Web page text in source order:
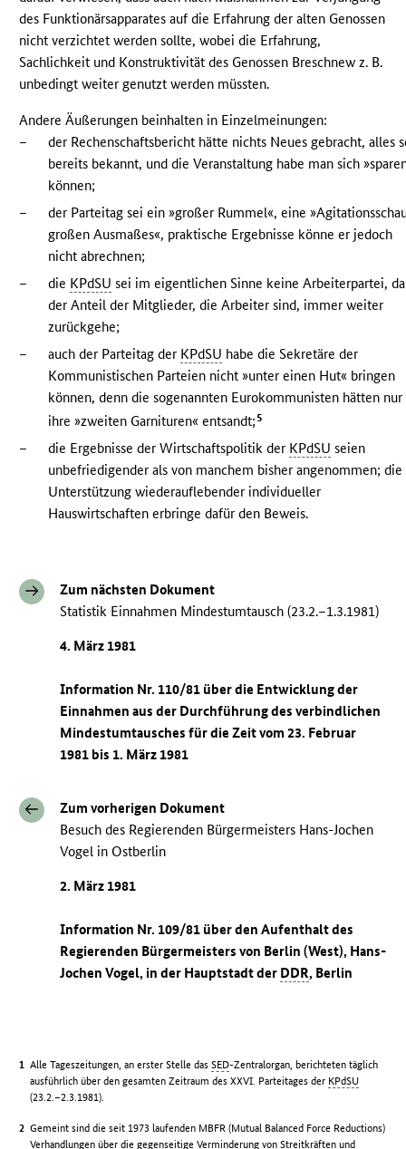
des Funktionärsapparates auf die Erfahrung der alten Genossen
nicht verzichtet werden sollte, wobei die Erfahrung,
Sachlichkeit und Konstruktivität des Genossen Breschnew z. B.
unbedingt weiter genutzt werden müssten.
Andere Äußerungen beinhalten in Einzelmeinungen:
–
der Rechenschaftsbericht hätte nichts Neues gebracht, alles
bereits bekannt, und die Veranstaltung habe man sich
können;
–
der Parteitag sei ein »großer Rummel«, eine
großen Ausmaßes«, praktische Ergebnisse könne er jedoch
nicht abrechnen;
–
die KPdSU sei im eigentlichen Sinne keine Arbeiterpartei, da
der Anteil der Mitglieder, die Arbeiter sind, immer weiter
zurückgehe;
–
auch der Parteitag der KPdSU habe die Sekretäre der
Kommunistischen Parteien nicht »unter einen Hut« bringen
können, denn die sogenannten Eurokommunisten hätten nur
ihre »zweiten Garnituren« entsandt; 5
– die Ergebnisse der Wirtschaftspolitik der KPdSU seien
unbefriedigender als von manchem bisher angenommen; die
Unterstützung wiederauflebender individueller
Hauswirtschaften erbringe dafür den Beweis.
Zum nächsten Dokument
Statistik Einnahmen Mindestumtausch (23.2.–1.3.1981)
4. März 1981
Information Nr. 110/81 über die Entwicklung der
Einnahmen aus der Durchführung des verbindlichen
Mindestumtausches für die Zeit vom 23. Februar
1981 bis 1. März 1981
Zum vorherigen Dokument
Besuch des Regierenden Bürgermeisters Hans-Jochen
Vogel in Ostberlin
2. März 1981
Information Nr. 109/81 über den Aufenthalt des
Regierenden Bürgermeisters von Berlin (West), Hans-
Jochen Vogel, in der Hauptstadt der DDR, Berlin
Alle Tageszeitungen, an erster Stelle dasSED-Zentralorgan, berichteten täglich
ausführlich über den gesamten Zeitraum des XXVI. Parteitages der KPdSU
(23.2.–2.3.1981).
Gemeint sind die seit 1973 laufenden MBFR (Mutual Balanced Force Reductions)
Verhandlungen über die gegenseitige Verminderung von Streitkräften und